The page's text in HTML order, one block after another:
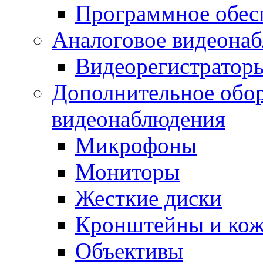
Программное
Аналоговое
Дополнительное
видеонаблюдения
Микрофоны
Мониторы
Жесткие диски
Кронштейны и
Объективы